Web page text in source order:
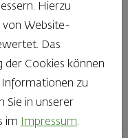
gelegt wird, wie bei
das seinen
man einfach!
Hierzu
Website-
Das
der Cookies können
zu
Sie in unserer
im Impressum.